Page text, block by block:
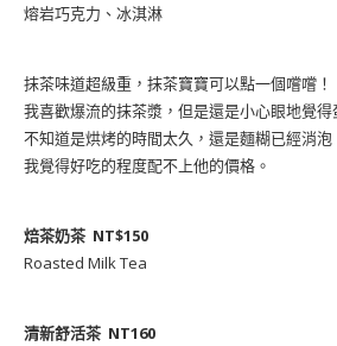
熔岩巧克力、冰淇淋
抹茶味道超級重，抹茶寶寶可以點一個嚐嚐！
我喜歡爆流的抹茶漿，但是還是小心眼地覺得
不知道是烘烤的時間太久，還是麵糊已經消泡
我覺得好吃的程度配不上他的價格。
焙茶奶茶 NT$150
Roasted Milk Tea
清新舒活茶 NT160